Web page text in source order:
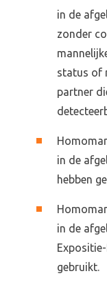
Blog
Over
in de
zonder
status of
partner
in de
hebben
in de
gebruikt.